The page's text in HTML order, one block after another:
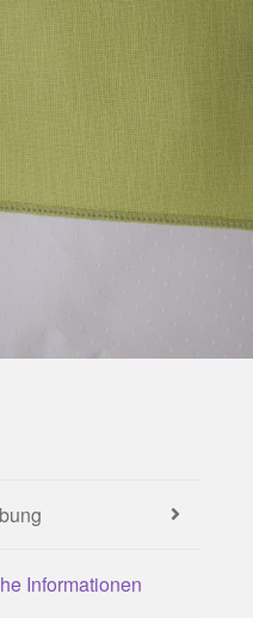
Informationen